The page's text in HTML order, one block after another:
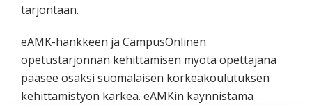
tarjontaan.
eAMK-hankkeen ja CampusOnlinen
opetustarjonnan kehittämisen myötä opettajana
pääsee osaksi suomalaisen korkeakoulutuksen
kehittämistyön kärkeä. eAMKin käynnistämä